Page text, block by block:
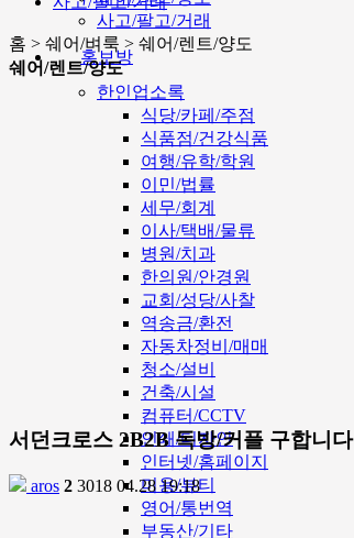
사고/팔고/거래
홍보방
한인업소록
식당/카페/주점
식품점/건강식품
여행/유학/학원
이민/법률
세무/회계
이사/택배/물류
병원/치과
한의원/안경원
교회/성당/사찰
역송금/환전
자동차정비/매매
청소/설비
건축/시설
컴퓨터/CCTV
인쇄/디자인
인터넷/홈페이지
미용/뷰티
영어/통번역
부동산/기타
홈 > 쉐어/벼룩 > 쉐어/렌트/양도
쉐어/렌트/양도
서던크로스 2B2B 독방/커플 구합니다
aros 2 3018 04.28 19:18